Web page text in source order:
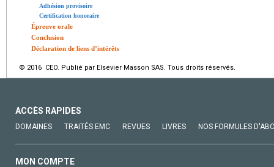
Adhésion provisoire
Certification honoraire
Épreuve orale
Conclusion
Déclaration de liens d’intérêts
© 2016 CEO. Publié par Elsevier Masson SAS. Tous droits réservés.
ACCÈS RAPIDES
DOMAINES TRAITÉS EMC REVUES LIVRES NOS FORMULES
MON COMPTE